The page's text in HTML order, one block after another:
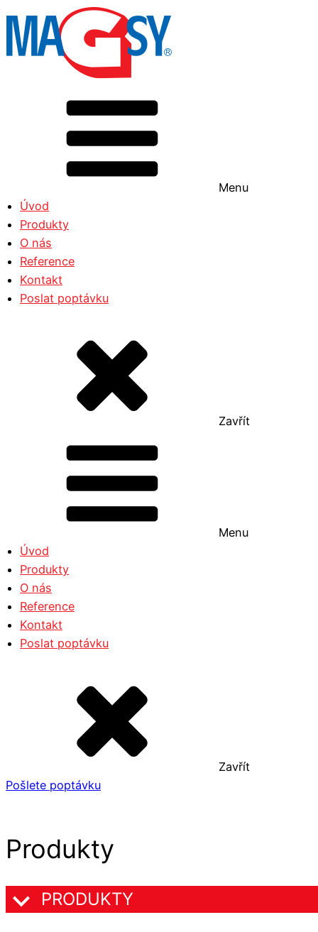
Menu
Úvod
Produkty
O nás
Reference
Kontakt
Poslat poptávku
Zavřít
Menu
Úvod
Produkty
O nás
Reference
Kontakt
Poslat poptávku
Zavřít
Pošlete poptávku
Produkty
PRODUKTY